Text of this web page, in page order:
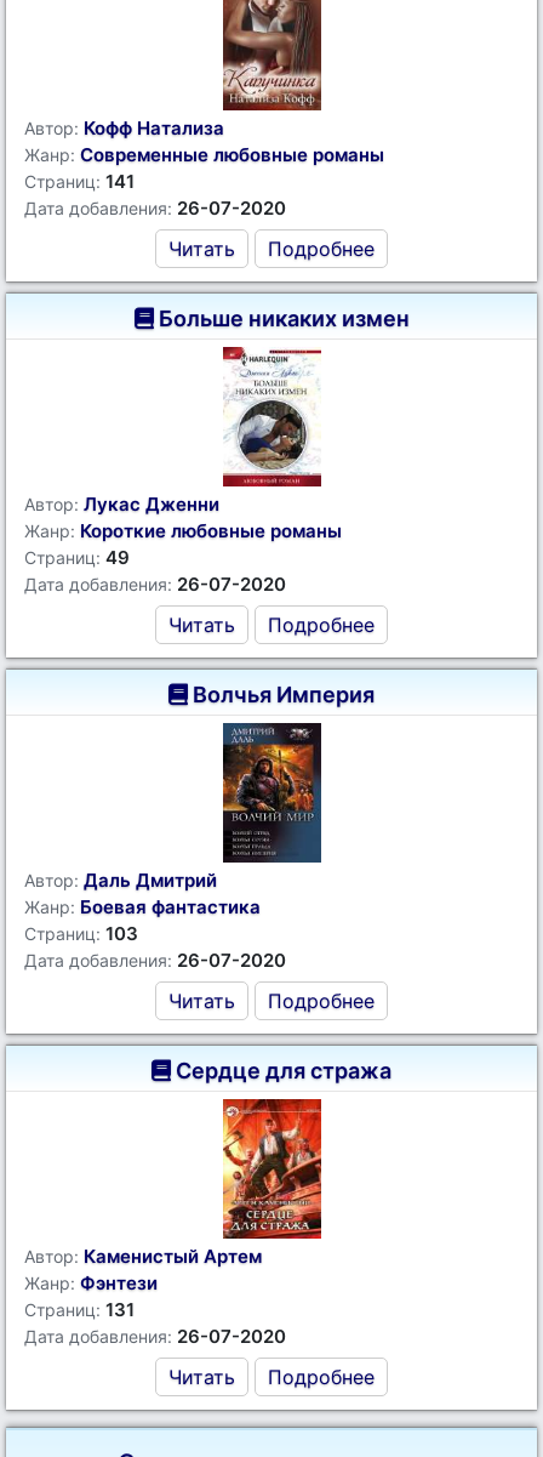
Автор: Кофф Натализа
Жанр: Современные любовные романы
Страниц: 141
Дата добавления: 26-07-2020
Читать Подробнее
Больше никаких измен
Автор: Лукас Дженни
Жанр: Короткие любовные романы
Страниц: 49
Дата добавления: 26-07-2020
Читать Подробнее
Волчья Империя
Автор: Даль Дмитрий
Жанр: Боевая фантастика
Страниц: 103
Дата добавления: 26-07-2020
Читать Подробнее
Сердце для стража
Автор: Каменистый Артем
Жанр: Фэнтези
Страниц: 131
Дата добавления: 26-07-2020
Читать Подробнее